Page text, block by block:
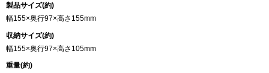
製品サイズ(約)
幅155×奥行97×高さ155mm
収納サイズ(約)
幅155×奥行97×高さ105mm
重量(約)